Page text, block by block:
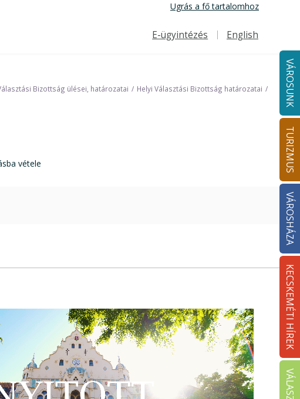
Ugrás a fő tartalomhoz
Felső navigáció
E-ügyintézés English
VÁROSUNK
TURIZMUS
VÁROSHÁZA
KECSKEMÉTI HÍREK
Bizottság ülései, határozatai Helyi Választási Bizottság határozatai
vétele